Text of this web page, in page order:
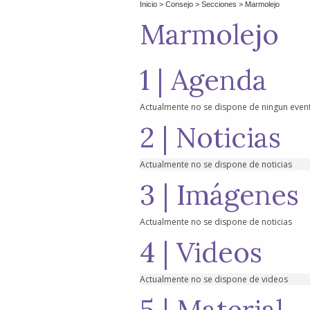
Inicio > Consejo > Secciones > Marmolejo
Marmolejo
1 | Agenda
Actualmente no se dispone de ningun
2 | Noticias
Actualmente no se dispone de noticias
3 | Imágenes
Actualmente no se dispone de noticias
4 | Videos
Actualmente no se dispone de videos